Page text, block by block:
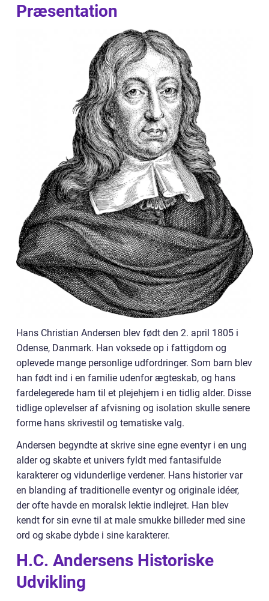
Præsentation
Hans Christian Andersen blev født den 2. april 1805 i
Odense, Danmark. Han voksede op i fattigdom og
oplevede mange personlige udfordringer. Som barn blev
han født ind i en familie udenfor ægteskab, og hans
fardelegerede ham til et plejehjem i en tidlig alder. Disse
tidlige oplevelser af afvisning og isolation skulle senere
forme hans skrivestil og tematiske valg.
Andersen begyndte at skrive sine egne eventyr i en ung
alder og skabte et univers fyldt med fantasifulde
karakterer og vidunderlige verdener. Hans historier var
en blanding af traditionelle eventyr og originale idéer,
der ofte havde en moralsk lektie indlejret. Han blev
kendt for sin evne til at male smukke billeder med sine
ord og skabe dybde i sine karakterer.
H.C. Andersens Historiske
Udvikling